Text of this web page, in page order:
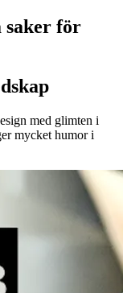
saker för
med glimten i
mycket humor i